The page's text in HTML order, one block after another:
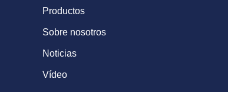
Productos
Sobre nosotros
Noticias
Vídeo